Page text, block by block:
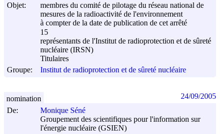
Objet:
membres du comité de pilotage du réseau national de
mesures de la radioactivité de l'environnement
à compter de la date de publication de cet arrêté
15
représentants de l'Institut de radioprotection et de sûreté
nucléaire (IRSN)
Titulaires
Groupe:
Institut de radioprotection et de sûreté nucléaire
De:
Monique Séné
Groupement des scientifiques pour l'information sur
l'énergie nucléaire (GSIEN)
nomination 24/09/2005